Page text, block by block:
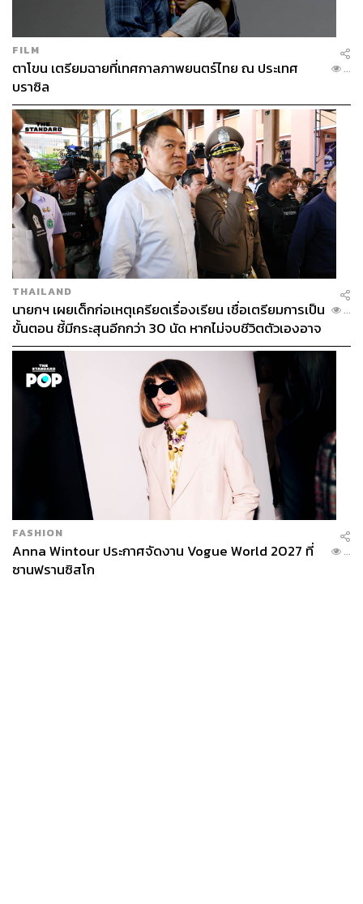
Eighteenth Amendment (380 บาท)ชื่อค็อกเทลตัวนี้มา
จากข้อกฎหมายในยุค Prohibition ผู้คนเริ่มทำสุราบริโภคเอง
เพราะถูกคำสั่งห้ามซื้อขาย ทีมบาร์จึงเกิดไอเดียหยิบยกสิ่งที่
เรียกว่า Tepache (เครื่องดื่มที่ได้จากการหมักเปลือกสับปะรด
ที่นิยมดื่มในเม็กซิโก) นำมาผสมกับเตกีลาเพื่อให้ปริมาณ
แอลกอฮอล์สูงขึ้น จากนั้นเติมน้ำดองและน้ำแร่อัดก๊าซเพื่อ
สมดุลรสชาติ แก้วนี้อย่าลืมจิบแล้วเคี้ยวหอมดองกับพริก
หวานตามเข้าไปด้วย
FILM
ตาโขน เตรียมฉายที่เทศกาลภาพยนตร์ไทย ณ ประเทศ
บราซิล
...
THAILAND
นายกฯ เผยเด็กก่อเหตุเครียดเรื่องเรียน เชื่อเตรียมการเป็น
ขั้นตอน ชี้มีกระสุนอีกกว่า 30 นัด หากไม่จบชีวิตตัวเองอาจ
สูญเสียเพิ่ม
...
FASHION
Anna Wintour ประกาศจัดงาน Vogue World 2027 ที่
ซานฟรานซิสโก
...